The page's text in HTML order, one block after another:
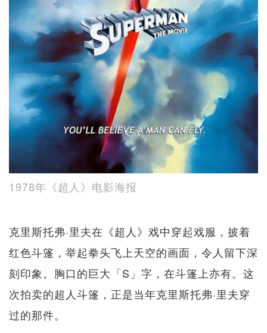
1978年《超人》电影海报
克里斯托弗·里夫在《超人》戏中穿起戏服，披着
红色斗篷，举起拳头飞上天空的画面，令人留下深
刻印象。胸口的巨大「S」字，在斗篷上亦有。这
次拍卖的超人斗篷，正是当年克里斯托弗·里夫穿
过的那件。